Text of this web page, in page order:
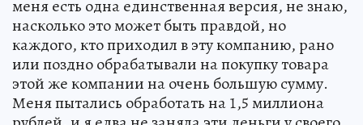
меня есть одна единственная версия, не знаю,
насколько это может быть правдой, но
каждого, кто приходил в эту компанию, рано
или поздно обрабатывали на покупку товара
этой же компании на очень большую сумму.
Меня пытались обработать на 1,5 миллиона